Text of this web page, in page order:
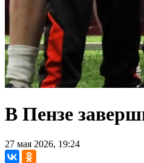
В Пензе
27 мая 2026, 19:24